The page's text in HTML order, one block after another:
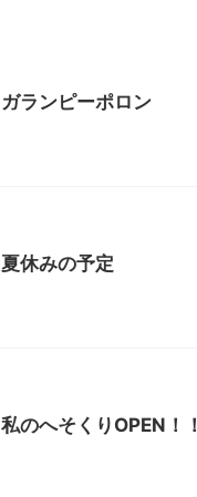
ガランピーポロン
夏休みの予定
私のへそくりOPEN！！